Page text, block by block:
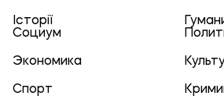
Історії
Социум
Экономика
Спорт